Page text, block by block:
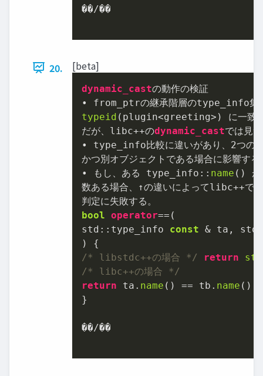
��/��
20. [beta]
dynamic_castの動作の検証
typeid (plugin<greeting>) に⼀致す
だが、libc++のdynamic_castでは⾒
• type_info⽐較に違いがあり、 2つの
かつ別オブジェクトである場合に影響する
• もし、ある type_info:: name () が
数ある場合、↑の違いによってlibc++で
bool operator==(
std::type_info const & ta,
/* libstdc++の場合 */
return
/* libc++の場合 */
return ta. name () == tb. name ();
}
��/��